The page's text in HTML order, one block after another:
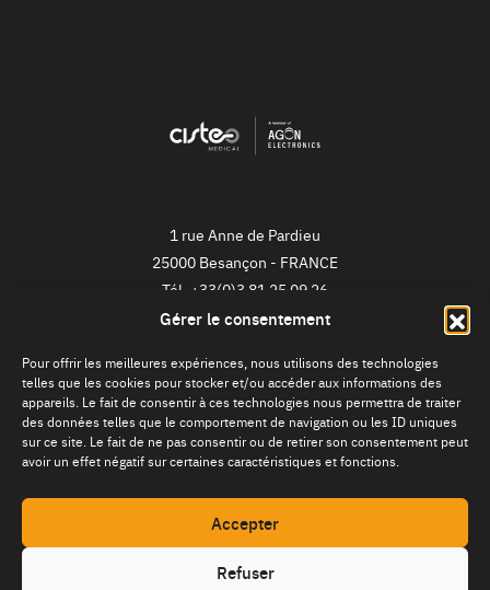
Gérer le consentement
Pour offrir les meilleures expériences, nous utilisons des technologies
telles que les cookies pour stocker et/ou accéder aux informations des
appareils. Le fait de consentir à ces technologies nous permettra de traiter
des données telles que le comportement de navigation ou les ID uniques
sur ce site. Le fait de ne pas consentir ou de retirer son consentement peut
avoir un effet négatif sur certaines caractéristiques et fonctions.
Accepter
Refuser
1 rue Anne de Pardieu
25000 Besançon - FRANCE
Tél. +33(0)3 81 25 09 26
NEWSLETTER
Je m'inscris !